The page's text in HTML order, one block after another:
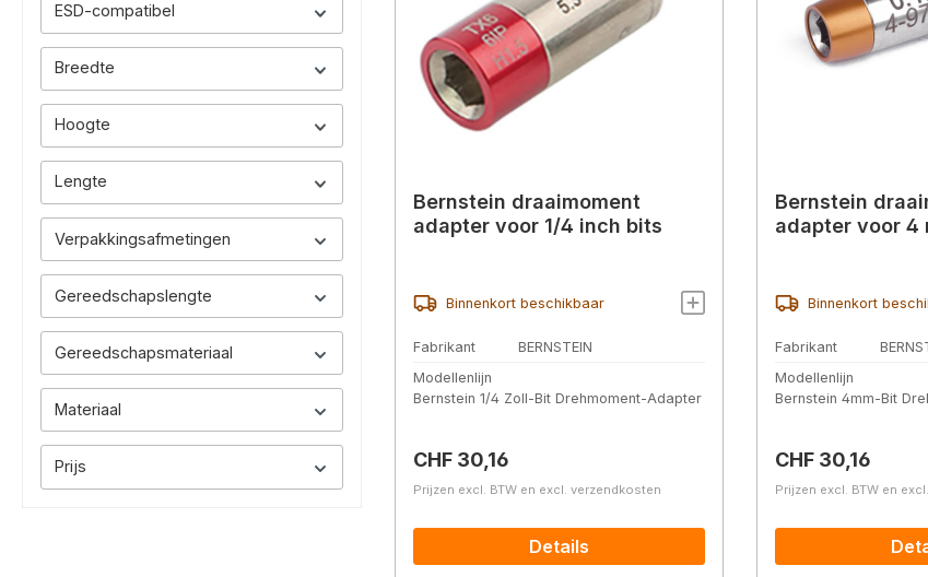
ESD-compatibel
Breedte
Hoogte
Lengte
Verpakkingsafmetingen
Gereedschapslengte
Gereedschapsmateriaal
Materiaal
Prijs
Bernstein draaimoment
adapter voor 1/4 inch bits
Binnenkort beschikbaar
Fabrikant
BERNSTEIN
Modellenlijn
Bernstein 1/4 Zoll-Bit Drehmoment-Adapter
Normale prijs:
CHF 30,16
Prijzen excl. BTW en excl. verzendkosten
Details
Bernstein
adapter voor 4
Binnenkort
Fabrikant
Modellenlijn
Bernstein 4mm-Bit
Normale prijs:
CHF 30,16
Prijzen excl. BTW en